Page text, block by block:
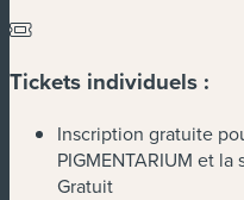
Tickets individuels :
Inscription gratuite
PIGMENTARIUM et
Gratuit